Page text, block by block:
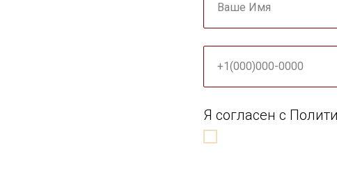
Ваше Имя
+1(000)000-0000
Я согласен с